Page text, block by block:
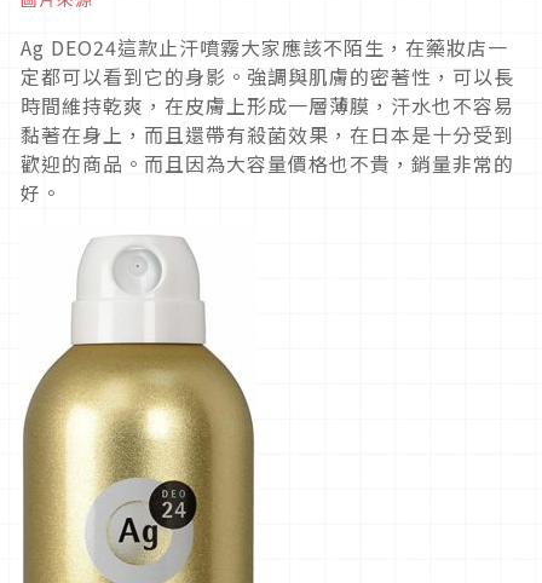
Ag DEO24這款止汗噴霧大家應該不陌生，在藥妝店一
定都可以看到它的身影。強調與肌膚的密著性，可以長
時間維持乾爽，在皮膚上形成一層薄膜，汗水也不容易
黏著在身上，而且還帶有殺菌效果，在日本是十分受到
歡迎的商品。而且因為大容量價格也不貴，銷量非常的
好。